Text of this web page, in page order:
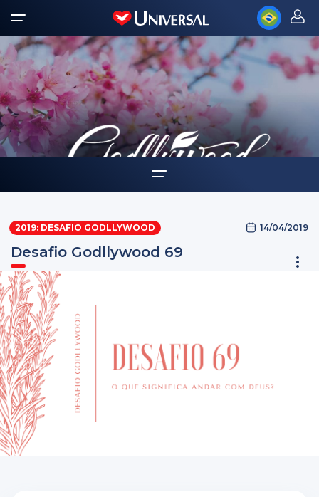
Auto-ajuda
Desafios Godllywood
Tarefas como oferta
Perguntas e respostas
Colunas
2019: DESAFIO GODLLYWOOD 14/04/2019
Desafio Godllywood 69